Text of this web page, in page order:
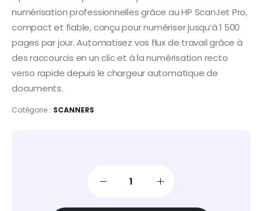
numérisation professionnelles grâce au HP ScanJet Pro,
compact et fiable, conçu pour numériser jusqu’à 1 500
pages par jour. Automatisez vos flux de travail grâce à
des raccourcis en un clic et à la numérisation recto
verso rapide depuis le chargeur automatique de
documents.
Catégorie : SCANNERS